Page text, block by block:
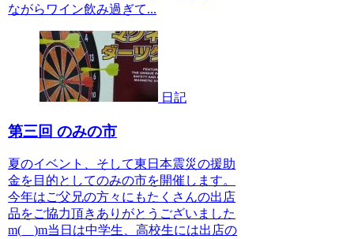
ながらワイン飲み過ぎて...
日記
第三回 のみの市
夏のイベント、そして東日本震災の援助
金を目的としてのみの市を開催します。
今年はご父兄の方々にもたくさんの出店
品をご協力頂きありがとうございました
m(__)m当日は中学生、高校生には出店の